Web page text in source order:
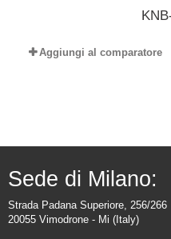
Aggiungi al comparatore
Sede di Milano:
Strada Padana Superiore, 256/266
20055 Vimodrone - Mi (Italy)